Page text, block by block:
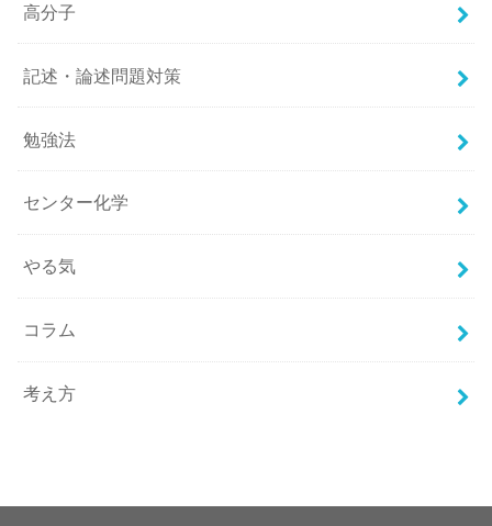
高分子
記述・論述問題対策
勉強法
センター化学
やる気
コラム
考え方